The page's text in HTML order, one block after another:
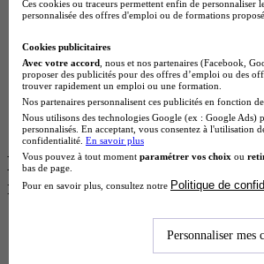
Cap Electricien en alternance
BTS Domotique en alternance
BAC Pro Agora en alternance
BTS Sta en alternance
BTS Iris en alternance
BTS Tpl en alternance
BTS Ati en alternance
Les diplômes par filière les
recherchés
Ces cookies ou traceurs permettent enfin de personnaliser
personnalisée des offres d'emploi ou de formations
Cookies publicitaires
Avec votre accord , nous et nos partenaires (Facebook,
proposer des publicités pour des offres d’emploi ou des
trouver rapidement un emploi ou une formation.
Nos partenaires personnalisent ces publicités en fonction
Nous utilisons des technologies Google (ex : Google Ads)
personnalisés. En acceptant, vous consentez à
confidentialité. En savoir plus
Vous pouvez à tout moment paramétrer vos choix ou
bas de page.
Pour en savoir plus, consultez notre Politique de
Personnaliser mes